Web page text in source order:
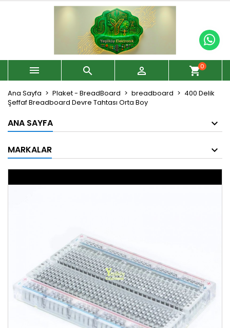
   shopping_cart0
Ana Sayfa Plaket - BreadBoard breadboard
400 Delik
Şeffaf Breadboard Devre Tahtası Orta Boy
ANA SAYFA
MARKALAR